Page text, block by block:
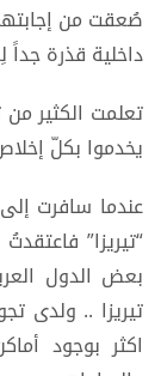
صُعقت من
داخلية قذرة
تعلمت الكثير
يخدموا بكلّ
عندما سافرت إلى
“تيريزا”
بعض الدول
تيريزا .. ولدى
اكثر بوجود